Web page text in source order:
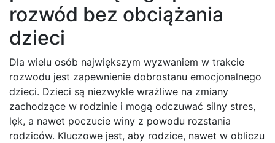
rozwód bez obciążania
dzieci
Dla wielu osób największym wyzwaniem w trakcie
rozwodu jest zapewnienie dobrostanu emocjonalnego
dzieci. Dzieci są niezwykle wrażliwe na zmiany
zachodzące w rodzinie i mogą odczuwać silny stres,
lęk, a nawet poczucie winy z powodu rozstania
rodziców. Kluczowe jest, aby rodzice, nawet w obliczu